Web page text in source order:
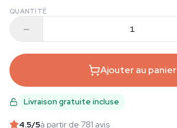
QUANTITÉ
Ajouter au panier
Livraison gratuite incluse
4.5/5à partir de 781 avis